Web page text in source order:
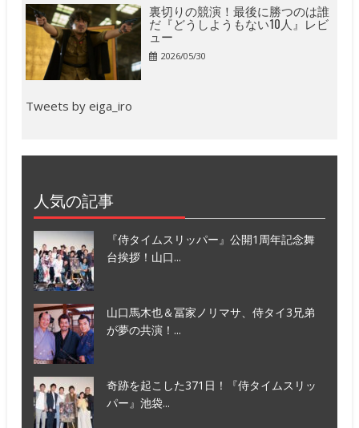
裏切りの競演！最後に勝つのは誰
だ『どうしようもない10人』レビ
ュー
2026/05/30
Tweets by eiga_iro
人気の記事
『侍タイムスリッパー』公開1周年記念舞
台挨拶！山口...
山口馬木也＆冨家ノリマサ、侍タイ3兄弟
が夢の共演！...
奇跡を起こした371日！『侍タイムスリッ
パー』池袋...